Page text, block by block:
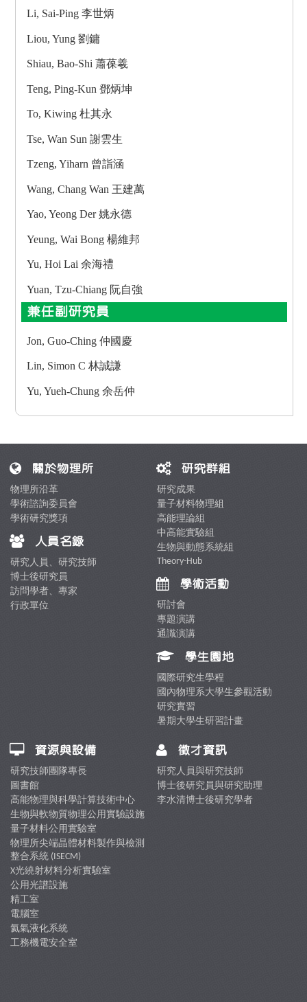
Li, Sai-Ping 李世炳
Liou, Yung 劉鏞
Shiau, Bao-Shi 蕭葆羲
Teng, Ping-Kun 鄧炳坤
To, Kiwing 杜其永
Tse, Wan Sun 謝雲生
Tzeng, Yiharn 曾詣涵
Wang, Chang Wan 王建萬
Yao, Yeong Der 姚永德
Yeung, Wai Bong 楊維邦
Yu, Hoi Lai 余海禮
Yuan, Tzu-Chiang 阮自強
兼任副研究員
Jon, Guo-Ching 仲國慶
Lin, Simon C 林誠謙
Yu, Yueh-Chung 余岳仲
關於物理所
物理所沿革
學術諮詢委員會
學術研究獎項
人員名錄
研究人員、研究技師
博士後研究員
訪問學者、專家
行政單位
研究群組
研究成果
量子材料物理組
高能理論組
中高能實驗組
生物與動態系統組
Theory-Hub
學術活動
研討會
專題演講
通識演講
學生園地
國際研究生學程
國內物理系大學生參觀活動
研究實習
暑期大學生研習計畫
資源與設備
研究技師團隊專長
圖書館
高能物理與科學計算技術中心
生物與軟物質物理公用實驗設施
量子材料公用實驗室
物理所尖端晶體材料製作與檢測
整合系統 (ISECM)
X光繞射材料分析實驗室
公用光譜設施
精工室
電腦室
氦氣液化系統
工務機電安全室
徵才資訊
研究人員與研究技師
博士後研究員與研究助理
李水清博士後研究學者